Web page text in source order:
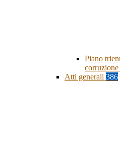
Piano
Atti generali 386